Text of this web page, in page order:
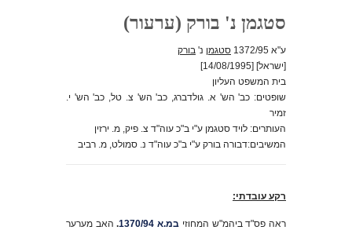
סטגמן נ' בורק (ערעור)
ע"א 1372/95 סטגמן נ' בורק
[ישראל] [14/08/1995]
בית המשפט העליון
שופטים: כב' הש' א. גולדברג, כב' הש' צ. טל, כב' הש' י.
זמיר
העותרים: לויד סטגמן ע"י ב"כ עוה"ד צ. פיק, מ. ירזין
המשיבים:דבורה בורק ע"י ב"כ עוה"ד נ. סמולט, מ. רביב
רקע עובדתי:
ראה פס"ד ביהמ"ש המחוזי במ.א 1370/94 .האב מערער